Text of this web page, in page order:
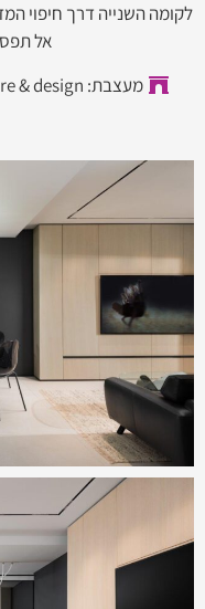
לקומה השנייה דרך חיפוי
אל
מעצבת: Kizner architecture & design